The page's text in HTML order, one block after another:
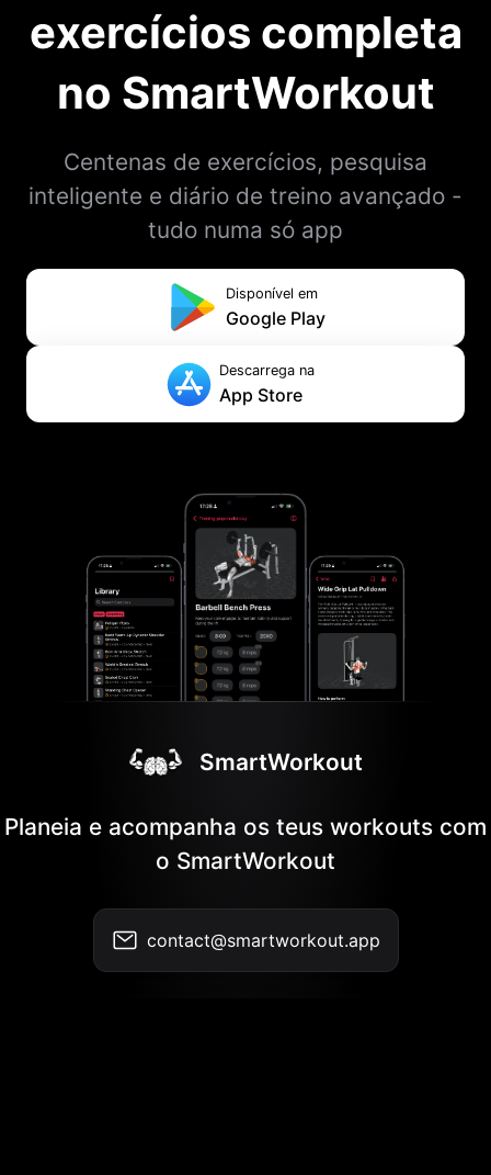
exercícios completa
no SmartWorkout
Centenas de exercícios, pesquisa
inteligente e diário de treino avançado -
tudo numa só app
Disponível em
Google Play
Descarrega na
App Store
SmartWorkout
Planeia e acompanha os teus workouts com
o SmartWorkout
contact@smartworkout.app